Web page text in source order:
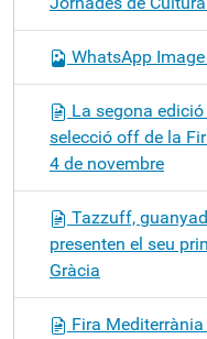
WhatsApp
La segona edició
selecció off de la
4 de novembre
Tazzuff,
presenten el seu
Gràcia
Fira